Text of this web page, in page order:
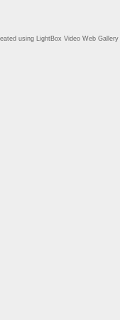
using LightBox Video Web